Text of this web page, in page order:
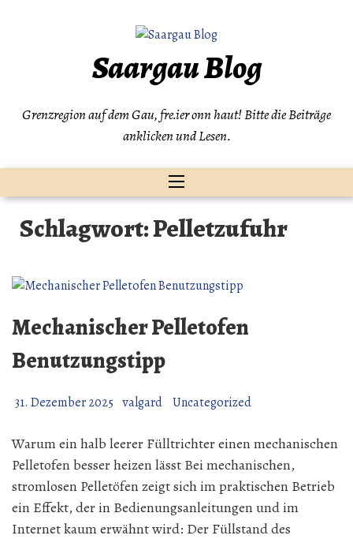
Saargau Blog
Grenzregion auf dem Gau, fre.ier onn haut! Bitte die Beiträge
anklicken und Lesen.
Schlagwort:Pelletzufuhr
Mechanischer Pelletofen
Benutzungstipp
31. Dezember 2025 valgard Uncategorized
Warum ein halb leerer Fülltrichter einen mechanischen
Pelletofen besser heizen lässt Bei mechanischen,
stromlosen Pelletöfen zeigt sich im praktischen Betrieb
ein Effekt, der in Bedienungsanleitungen und im
Internet kaum erwähnt wird: Der Füllstand des